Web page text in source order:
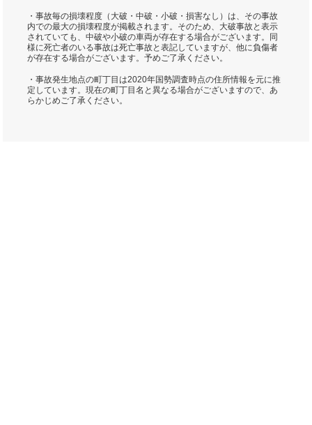
・事故毎の損壊程度（大破・中破・小破・損害なし）は、その事故
内での最大の損壊程度が掲載されます。そのため、大破事故と表示
されていても、中破や小破の車両が存在する場合がございます。同
様に死亡者のいる事故は死亡事故と表記していますが、他に負傷者
が存在する場合がございます。予めご了承ください。
・事故発生地点の町丁目は2020年国勢調査時点の住所情報を元に推
定しています。現在の町丁目名と異なる場合がございますので、あ
らかじめご了承ください。